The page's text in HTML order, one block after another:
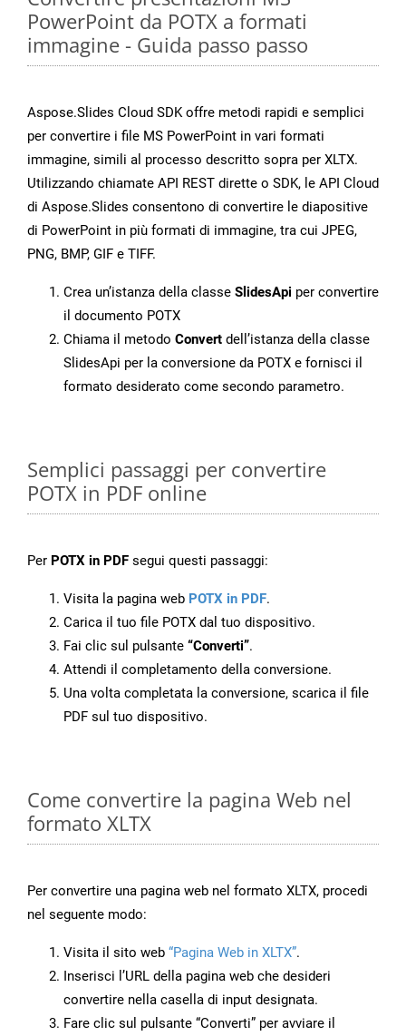
PowerPoint da POTX a formati
immagine - Guida passo passo
Aspose.Slides Cloud SDK offre metodi rapidi e semplici
per convertire i file MS PowerPoint in vari formati
immagine, simili al processo descritto sopra per XLTX.
Utilizzando chiamate API REST dirette o SDK, le API Cloud
di Aspose.Slides consentono di convertire le diapositive
di PowerPoint in più formati di immagine, tra cui JPEG,
PNG, BMP, GIF e TIFF.
Crea un’istanza della classe SlidesApi per convertire
il documento POTX
Chiama il metodo Convert dell’istanza della classe
SlidesApi per la conversione da POTX e fornisci il
formato desiderato come secondo parametro.
Semplici passaggi per convertire
POTX in PDF online
Per POTX in PDF segui questi passaggi:
Visita la pagina web POTX in PDF.
Carica il tuo file POTX dal tuo dispositivo.
Fai clic sul pulsante “Converti”.
Attendi il completamento della conversione.
Una volta completata la conversione, scarica il file
PDF sul tuo dispositivo.
Come convertire la pagina Web nel
formato XLTX
Per convertire una pagina web nel formato XLTX, procedi
nel seguente modo:
Visita il sito web “Pagina Web in XLTX”.
Inserisci l’URL della pagina web che desideri
convertire nella casella di input designata.
Fare clic sul pulsante “Converti” per avviare il